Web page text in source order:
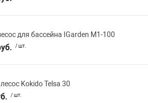
для бассейна IGarden M1-100
/ шт.
Kokido Telsa 30
/ шт.